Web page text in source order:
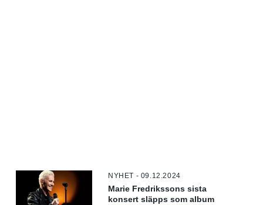
NYHET - 09.12.2024
Marie Fredrikssons sista
konsert släpps som album